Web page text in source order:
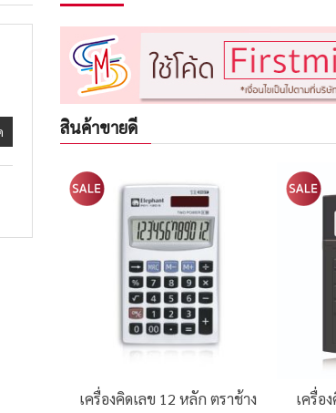
สินค้าขายดี
เครื่องคิดเลข 12 หลัก ตราช้าง
เครื่อ